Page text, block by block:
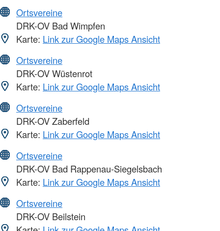
Ortsvereine
DRK-OV Bad Wimpfen
Karte: Link zur Google Maps Ansicht
Ortsvereine
DRK-OV Wüstenrot
Karte: Link zur Google Maps Ansicht
Ortsvereine
DRK-OV Zaberfeld
Karte: Link zur Google Maps Ansicht
Ortsvereine
DRK-OV Bad Rappenau-Siegelsbach
Karte: Link zur Google Maps Ansicht
Ortsvereine
DRK-OV Beilstein